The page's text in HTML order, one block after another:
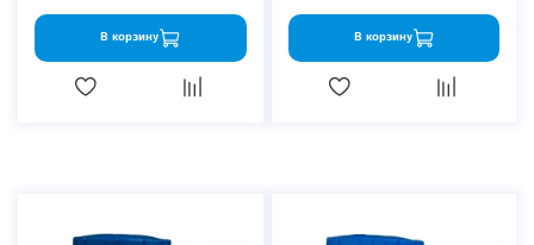
В корзину В корзину